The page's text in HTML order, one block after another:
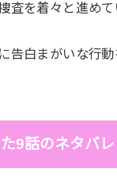
査を着々と進め
告白まがいな行
9話のネタバレ